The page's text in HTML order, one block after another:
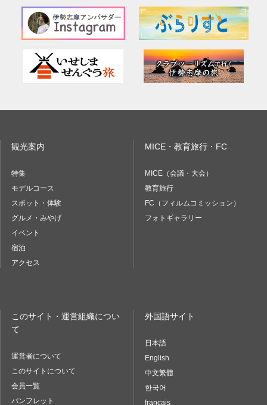
観光案内
特集
モデルコース
スポット・体験
グルメ・みやげ
イベント
宿泊
アクセス
MICE・教育旅行・FC
MICE（会議・大会）
教育旅行
FC（フィルムコミッション）
フォトギャラリー
このサイト・運営組織につい
て
運営者について
このサイトについて
会員一覧
パンフレット
外国語サイト
日本語
English
中文繁體
한국어
français